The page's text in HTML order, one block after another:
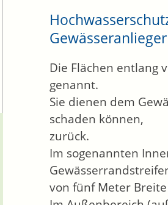
Gewässeranlieger
Die Flächen entlang
genannt.
Sie dienen dem
schaden können,
zurück.
Im sogenannten
von fünf Meter